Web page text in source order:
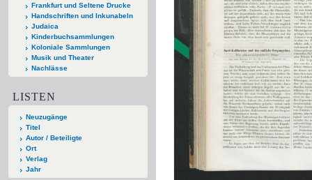
Frankfurt und Seltene Drucke
Handschriften und Inkunabeln
Judaica
Kinderbuchsammlungen
Koloniale Sammlungen
Musik und Theater
Nachlässe
LISTEN
Neuzugänge
Titel
Autor / Beteiligte
Ort
Verlag
Jahr